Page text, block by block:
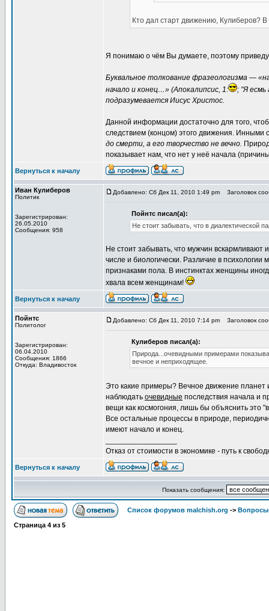
Кто дал старт движению, Кулиберов? В
Я понимаю о чём Вы думаете, поэтому
Буквальное толкование фразеологизма —
начало и конец…» (Апокалипсис, 1:
; ”Я
подразумевается Иисус Христос.
Данной информации достаточно для того,
следствием (концом) этого движения. Инными
до смерти, а его творчество не вечно.
показывает нам, что нет у неё начала
Вернуться к началу
Иван Кулиберов
Политик
Зарегистрирован:
26.05.2010
Сообщения: 958
Добавлено: Сб Дек 11, 2010 1:49 pm Заголовок
Пойнтс писал(а):
Не стоит забывать, что в диалектической
Не стоит забывать, что мужчин
числе и биологически. Различие в
признаками пола. В инстинктах женщины
хвала всем женщинам!
Вернуться к началу
Пойнтс
Политолог
Зарегистрирован:
06.04.2010
Сообщения: 1866
Откуда: Владивосток
Добавлено: Сб Дек 11, 2010 7:14 pm Заголовок
Кулиберов писал(а):
Природа...очевидными примерами
вечное и неприходящее.
Это какие примеры? Вечное движение планет
наблюдать очевидные последствия начала и
вещи как космогония, лишь бы объяснить это
Все остальные процессы в природе,
имеют начало и конец.
Отказ от стоимости в экономике - путь к
Вернуться к началу
Показать сообщения:
Список форумов malchish.org -> Вопросы
Страница 4 из 5